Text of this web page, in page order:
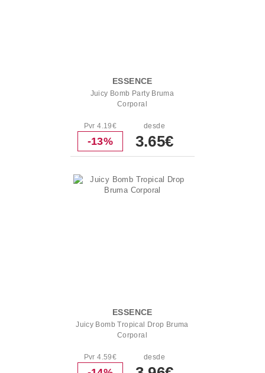
ESSENCE
Juicy Bomb Party Bruma
Corporal
Pvr 4.19€
-13%
desde
3.65€
ESSENCE
Juicy Bomb Tropical Drop Bruma
Corporal
Pvr 4.59€ desde